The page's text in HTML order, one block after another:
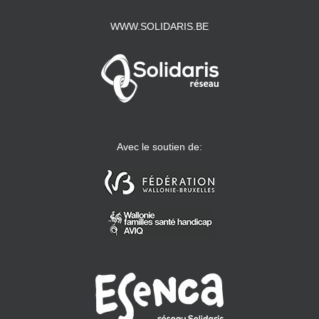
WWW.SOLIDARIS.BE
Avec le soutien de: